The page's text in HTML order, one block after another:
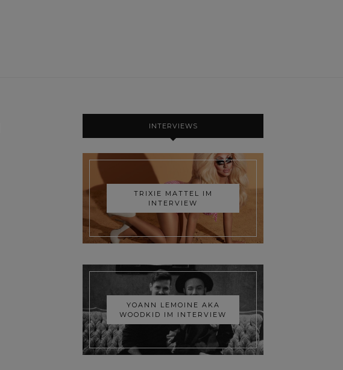
INTERVIEWS
TRIXIE MATTEL IM
INTERVIEW
YOANN LEMOINE AKA
WOODKID IM INTERVIEW